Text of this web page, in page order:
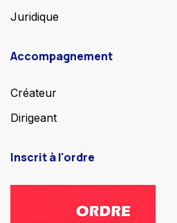
Juridique
Accompagnement
Créateur
Dirigeant
Inscrit à l'ordre